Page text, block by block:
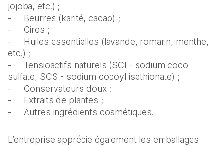
jojoba, etc.) ;
- Beurres (karité, cacao) ;
- Cires ;
- Huiles essentielles (lavande, romarin, menthe,
etc.) ;
- Tensioactifs naturels (SCI - sodium coco
sulfate, SCS - sodium cocoyl isethionate) ;
- Conservateurs doux ;
- Extraits de plantes ;
- Autres ingrédients cosmétiques.
L’entreprise apprécie également les emballages